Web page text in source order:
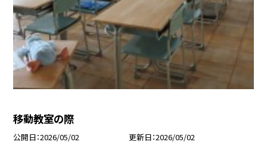
移動教室の際
公開日 2026/05/02 更新日 2026/05/02